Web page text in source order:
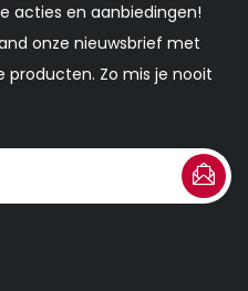
acties en aanbiedingen!
onze nieuwsbrief met
producten. Zo mis je nooit